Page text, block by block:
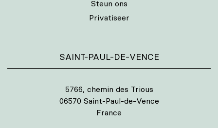
Steun ons
Privatiseer
SAINT-PAUL-DE-VENCE
5766, chemin des Trious
06570 Saint-Paul-de-Vence
France